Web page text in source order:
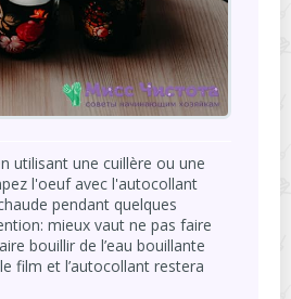
utilisant une cuillère ou une
l'oeuf avec l'autocollant
pendant quelques
mieux vaut ne pas faire
bouillir de l’eau bouillante
film et l’autocollant restera